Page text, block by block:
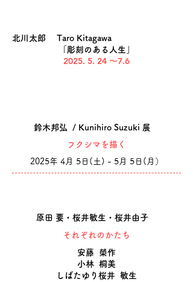
北川太郎 Taro Kitagawa
「彫刻のある人生」
2025. 5. 24 〜7.6
鈴木邦弘 / Kunihiro Suzuki 展
​フクシマを描く
2025年 4月 5日(土)​ - 5月 5日(月）
原田 要・桜井敏生・桜井由子
​それぞれのかたち
安藤 榮作
小林 桐美
しばたゆり桜井 敏生